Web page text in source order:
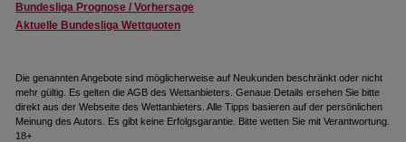
Bundesliga Prognose / Vorhersage
Aktuelle Bundesliga Wettquoten
Die genannten Angebote sind möglicherweise auf Neukunden beschränkt oder nicht
mehr gültig. Es gelten die AGB des Wettanbieters. Genaue Details ersehen Sie bitte
direkt aus der Webseite des Wettanbieters. Alle Tipps basieren auf der persönlichen
Meinung des Autors. Es gibt keine Erfolgsgarantie. Bitte wetten Sie mit Verantwortung.
18+